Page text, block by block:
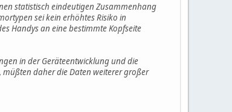
statistisch eindeutigen Zusammenhang
sei kein erhöhtes Risiko in
Handys an eine bestimmte Kopfseite
in der Geräteentwicklung und die
daher die Daten weiterer großer